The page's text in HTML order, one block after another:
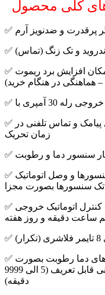
پرقدرت و ضدنویز آرم
و تک زنگ (تماس)
✅ کنترل از طریق ریموت با برد 70 متر (امکان افزایش برد ریموت
– هماهنگی در هنگام خرید)
✅ هشت ورودی دیجیتال با قابلیت ارسال پیامک و تماس تلفنی در
زمان تحریک
چهار سنسور دما و رطوبت
✅ قابلیت تنظیم هشدار پیامکی و تلفنی سنسورها و وصل اتوماتیک
سنسورها بصورت مجزا
✅ قابلیت فعالسازی 16 تایمر هفتگی جهت کنترل اتوماتیک خروجی
ساعت دقیقه و روز هفته
✅ قابلیت دریافت پیامکی مقادیر سنسورهای دما رطوبت بصورت
خودکار و اتوماتیک در بازه های زمانی قابل تعریف (5 الی 9999
دقیقه)